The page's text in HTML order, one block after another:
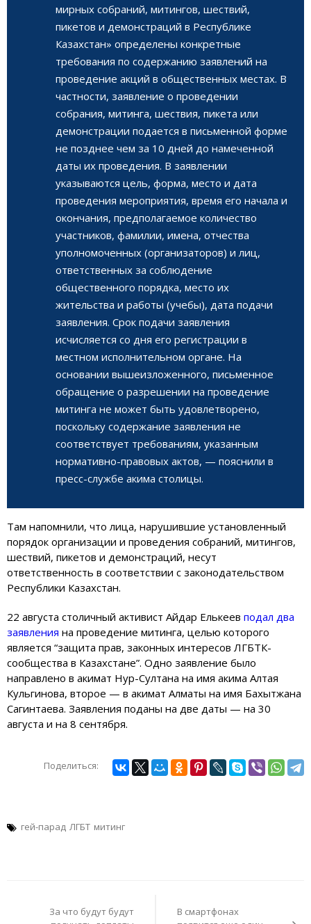
мирных собраний, митингов, шествий,
пикетов и демонстраций в Республике
Казахстан» определены конкретные
требования по содержанию заявлений на
проведение акций в общественных местах. В
частности, заявление о проведении
собрания, митинга, шествия, пикета или
демонстрации подается в письменной форме
не позднее чем за 10 дней до намеченной
даты их проведения. В заявлении
указываются цель, форма, место и дата
проведения мероприятия, время его начала и
окончания, предполагаемое количество
участников, фамилии, имена, отчества
уполномоченных (организаторов) и лиц,
ответственных за соблюдение
общественного порядка, место их
жительства и работы (учебы), дата подачи
заявления. Срок подачи заявления
исчисляется со дня его регистрации в
местном исполнительном органе. На
основании вышеизложенного, письменное
обращение о разрешении на проведение
митинга не может быть удовлетворено,
поскольку содержание заявления не
соответствует требованиям, указанным
нормативно-правовых актов, — пояснили в
пресс-службе акима столицы.
Там напомнили, что лица, нарушившие установленный
порядок организации и проведения собраний, митингов,
шествий, пикетов и демонстраций, несут
ответственность в соответствии с законодательством
Республики Казахстан.
22 августа столичный активист Айдар Елькеев подал два
заявления на проведение митинга, целью которого
является “защита прав, законных интересов ЛГБТК-
сообщества в Казахстане”. Одно заявление было
направлено в акимат Нур-Султана на имя акима Алтая
Кульгинова, второе — в акимат Алматы на имя Бахытжана
Сагинтаева. Заявления поданы на две даты — на 30
августа и на 8 сентября.
Поделиться:
гей-парад ЛГБТ митинг
записямЗа что будут будут
В смартфонах